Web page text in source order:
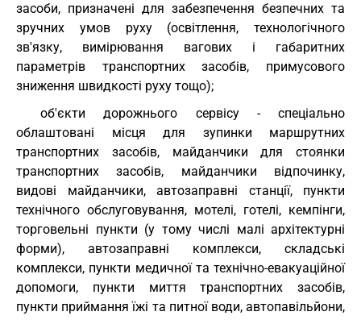
засоби, призначені для забезпечення безпечних та
зручних умов руху (освітлення, технологічного
зв'язку, вимірювання вагових і габаритних
параметрів транспортних засобів, примусового
зниження швидкості руху тощо);
об'єкти дорожнього сервісу - спеціально
облаштовані місця для зупинки маршрутних
транспортних засобів, майданчики для стоянки
транспортних засобів, майданчики відпочинку,
видові майданчики, автозаправні станції, пункти
технічного обслуговування, мотелі, готелі, кемпінги,
торговельні пункти (у тому числі малі архітектурні
форми), автозаправні комплекси, складські
комплекси, пункти медичної та технічно-евакуаційної
допомоги, пункти миття транспортних засобів,
пункти приймання їжі та питної води, автопавільйони,